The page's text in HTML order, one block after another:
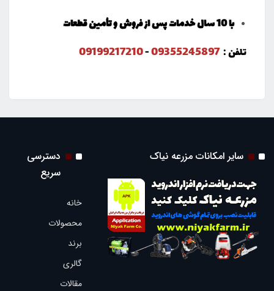
با 10 سال خدمات پس از فروش و تأمین قطعات
تلفن : 09355245897
-
09199217210
سایر امکانات مزرعه نیاک
دسترسی
سریع
خانه
محصولات
برند
گالری
مقالات